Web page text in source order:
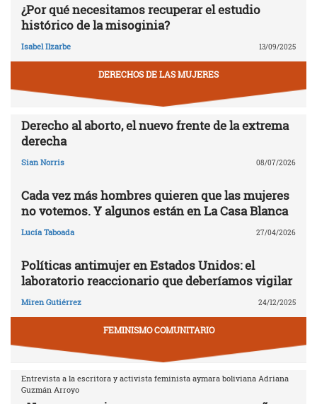
¿Por qué necesitamos recuperar el estudio
histórico de la misoginia?
Isabel Ilzarbe 13/09/2025
DERECHOS DE LAS MUJERES
Derecho al aborto, el nuevo frente de la extrema
derecha
Sian Norris 08/07/2026
Cada vez más hombres quieren que las mujeres
no votemos. Y algunos están en La Casa Blanca
Lucía Taboada 27/04/2026
Políticas antimujer en Estados Unidos: el
laboratorio reaccionario que deberíamos vigilar
Miren Gutiérrez 24/12/2025
FEMINISMO COMUNITARIO
Entrevista a la escritora y activista feminista aymara boliviana Adriana
Guzmán Arroyo